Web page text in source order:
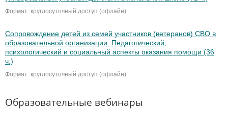
Формат: круглосуточный доступ (офлайн)
Сопровождение детей из семей участников (ветеранов) СВО в
образовательной организации. Педагогический,
психологический и социальный аспекты оказания помощи (36
ч.)
Формат: круглосуточный доступ (офлайн)
Образовательные вебинары